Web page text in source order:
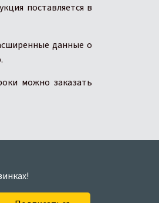
поставляется в
данные о
можно заказать